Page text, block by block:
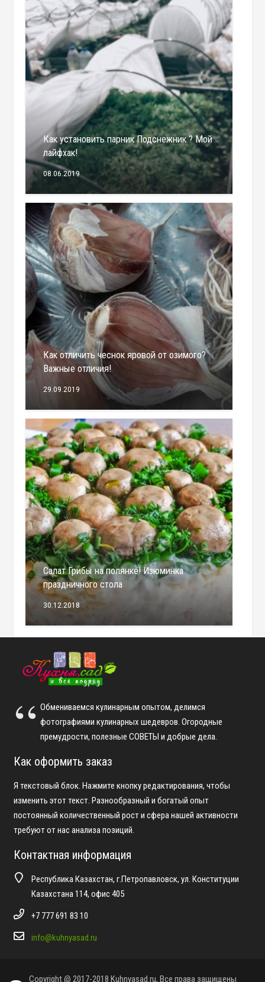
Как установить парник Подснежник ? Мой
лайфхак!
08.06.2019
Как отличить чеснок яровой от озимого?
Важные отличия!
29.09.2019
Салат Грибы на полянке! Изюминка
праздничного стола
30.12.2018
Обмениваемся кулинарным опытом, делимся
фотографиями кулинарных шедевров. Огородные
премудрости, полезные СОВЕТЫ и добрые дела.
Как оформить заказ
Я текстовый блок. Нажмите кнопку редактирования, чтобы
изменить этот текст. Разнообразный и богатый опыт
постоянный количественный рост и сфера нашей активности
требуют от нас анализа позиций.
Контактная информация
Республика Казахстан, г.Петропавловск, ул. Конституции
Казахстана 114, офис 405
+7 777 691 83 10
info@kuhnyasad.ru
Copyright @ 2017-2018 Kuhnyasad.ru, Все права защищены